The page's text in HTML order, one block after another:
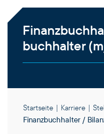
buchhalter
Startseite | Karriere |
Finanz­buchhalter /